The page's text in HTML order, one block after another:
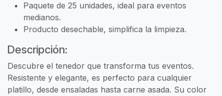
Paquete de 25 unidades, ideal para eventos
medianos.
Producto desechable, simplifica la limpieza.
Descripción:
Descubre el tenedor que transforma tus eventos.
Resistente y elegante, es perfecto para cualquier
platillo, desde ensaladas hasta carne asada. Su color